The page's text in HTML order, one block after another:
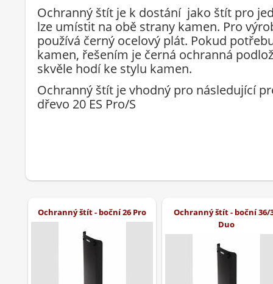
Ochranný štít je k dostání jako štít pro
lze umístit na obě strany kamen. Pro
používá černý ocelový plát. Pokud
kamen, řešením je černá ochranná
skvěle hodí ke stylu kamen.
Ochranný štít je vhodný pro následující
dřevo 20 ES Pro/S
Ochranný štít - boční 26 Pro
Ochranný štít - boční 36/
Duo